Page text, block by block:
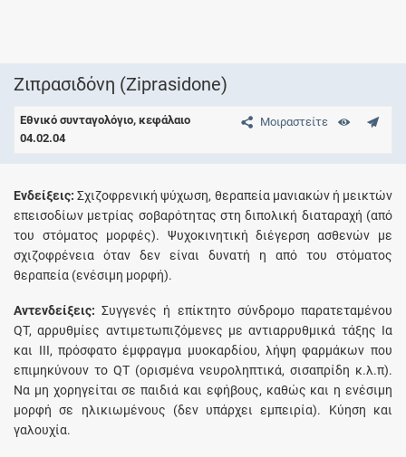
Ζιπρασιδόνη (Ziprasidone)
Μοιραστείτε
Εθνικό συνταγολόγιο, κεφάλαιο
04.02.04
Ενδείξεις: Σχιζοφρενική ψύχωση, θεραπεία μανιακών ή μεικτών
επεισοδίων μετρίας σοβαρότητας στη διπολική διαταραχή (από
του στόματος μορφές). Ψυχοκινητική διέγερση ασθενών με
σχιζοφρένεια όταν δεν είναι δυνατή η από του στόματος
θεραπεία (ενέσιμη μορφή).
Αντενδείξεις: Συγγενές ή επίκτητο σύνδρομο παρατεταμένου
QT, αρρυθμίες αντιμετωπιζόμενες με αντιαρρυθμικά τάξης Ια
και ΙΙΙ, πρόσφατο έμφραγμα μυοκαρδίου, λήψη φαρμάκων που
επιμηκύνουν το QT (ορισμένα νευροληπτικά, σισαπρίδη κ.λ.π).
Να μη χορηγείται σε παιδιά και εφήβους, καθώς και η ενέσιμη
μορφή σε ηλικιωμένους (δεν υπάρχει εμπειρία). Κύηση και
γαλουχία.